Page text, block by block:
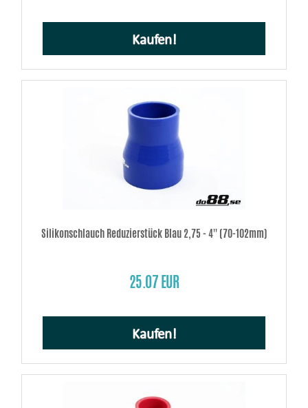
Kaufen!
Silikonschlauch Reduzierstück Blau 2,75 - 4'' (70-102mm)
25.07 EUR
Kaufen!